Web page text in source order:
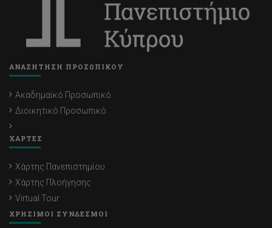
ΑΝΑΖΗΤΗΣΗ ΠΡΟΣΩΠΙΚΟΥ
Ακαδημαϊκό Προσωπικό
Διοικητικό Προσωπικό
ΧΑΡΤΕΣ
Χάρτης Πανεπιστημίου
Χάρτης Πλοήγησης
Virtual Tour
ΧΡΗΣΙΜΟΙ ΣΥΝΔΕΣΜΟΙ